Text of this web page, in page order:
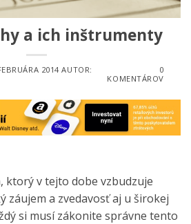
a ich inštrumenty
2014AUTOR:
0
KOMENTÁROV
ktorý v tejto dobe vzbudzuje
záujem a zvedavosť aj u širokej
si musí zákonite správne tento